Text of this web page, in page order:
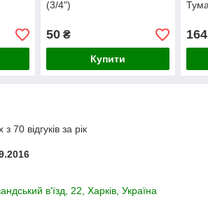
(3/4")
50₴
Купити
70 відгуків за рік
в'їзд, 22, Харків, Україна